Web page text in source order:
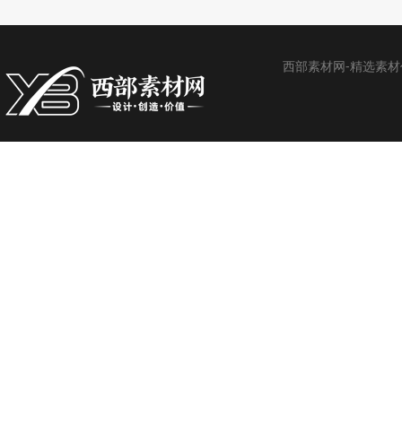
西部素材网-精选素